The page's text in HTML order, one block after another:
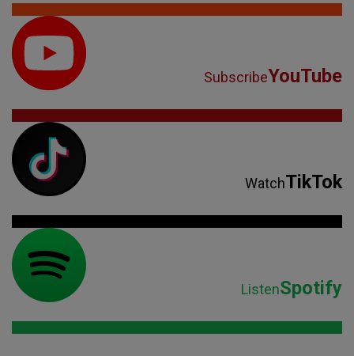
SubscribeYouTube
WatchTikTok
ListenSpotify